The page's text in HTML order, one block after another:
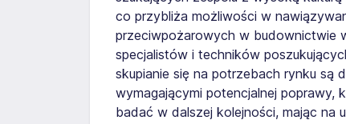
co przybliża możliwości w
przeciwpożarowych w budownictwie
specjalistów i techników
skupianie się na potrzebach rynku są
wymagającymi potencjalnej poprawy,
badać w dalszej kolejności, mając na